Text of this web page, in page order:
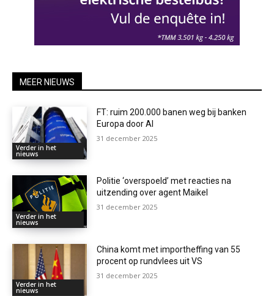
MEER NIEUWS
Verder in het
nieuws
FT: ruim 200.000 banen weg bij banken
Europa door AI
31 december 2025
Verder in het
nieuws
Politie ‘overspoeld’ met reacties na
uitzending over agent Maikel
31 december 2025
Verder in het
nieuws
China komt met importheffing van 55
procent op rundvlees uit VS
31 december 2025